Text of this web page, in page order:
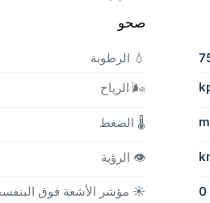
0
صحو
💧 الرطوبة
🌬️ الرياح
🌡️ الضغط
👁️ الرؤية
☀️ مؤشر الأشعة فوق